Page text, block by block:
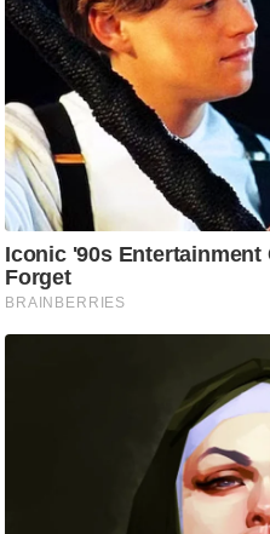
स्टा
इ
टे
क्नॉ
लॉ
जी
ब्यू
टी
/
फै